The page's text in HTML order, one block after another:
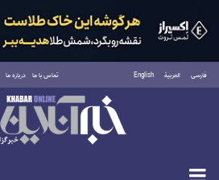
فارسی العربية English تماس با ما درباره ما
جمعه ۱۶ مرداد ۱۴۰۵